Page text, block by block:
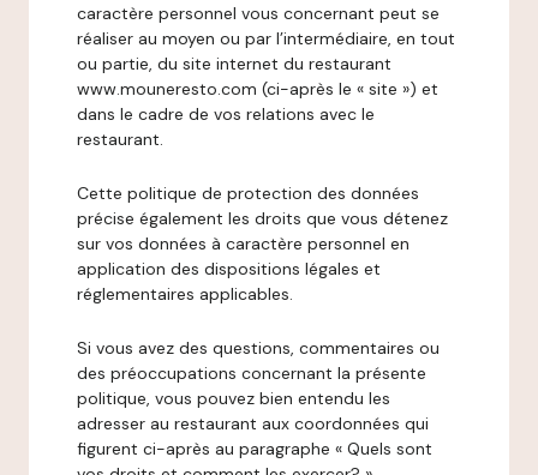
caractère personnel vous concernant peut se
réaliser au moyen ou par l’intermédiaire, en tout
ou partie, du site internet du restaurant
www.mouneresto.com (ci-après le « site ») et
dans le cadre de vos relations avec le
restaurant.
Cette politique de protection des données
précise également les droits que vous détenez
sur vos données à caractère personnel en
application des dispositions légales et
réglementaires applicables.
Si vous avez des questions, commentaires ou
des préoccupations concernant la présente
politique, vous pouvez bien entendu les
adresser au restaurant aux coordonnées qui
figurent ci-après au paragraphe « Quels sont